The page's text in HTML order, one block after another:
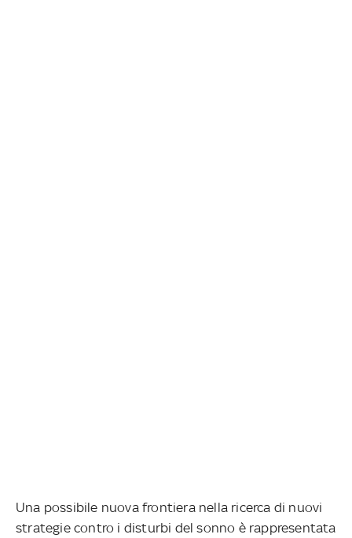
Una possibile nuova frontiera nella ricerca di nuovi
strategie contro i disturbi del sonno è rappresentata